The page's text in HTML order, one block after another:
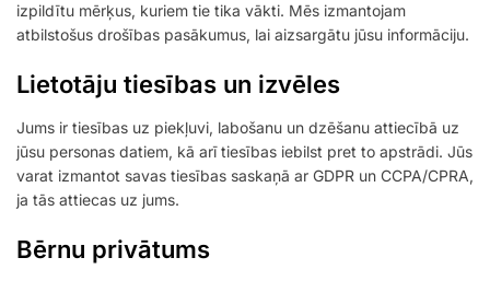
izpildītu mērķus, kuriem tie tika vākti. Mēs izmantojam
atbilstošus drošības pasākumus, lai aizsargātu jūsu informāciju.
Lietotāju tiesības un izvēles
Jums ir tiesības uz piekļuvi, labošanu un dzēšanu attiecībā uz
jūsu personas datiem, kā arī tiesības iebilst pret to apstrādi. Jūs
varat izmantot savas tiesības saskaņā ar GDPR un CCPA/CPRA,
ja tās attiecas uz jums.
Bērnu privātums